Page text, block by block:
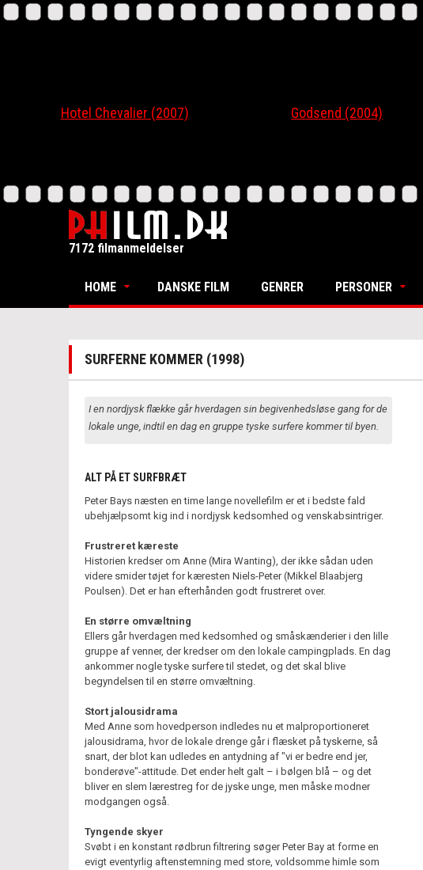
Hotel Chevalier (2007) Godsend (2004)
7172 filmanmeldelser
HOME DANSKE FILM GENRER PERSONER
SURFERNE KOMMER (1998)
I en nordjysk flække går hverdagen sin begivenhedsløse gang for de
lokale unge, indtil en dag en gruppe tyske surfere kommer til byen.
ALT PÅ ET SURFBRÆT
Peter Bays næsten en time lange novellefilm er et i bedste fald
ubehjælpsomt kig ind i nordjysk kedsomhed og venskabsintriger.
Frustreret kæreste
Historien kredser om Anne (Mira Wanting), der ikke sådan uden
videre smider tøjet for kæresten Niels-Peter (Mikkel Blaabjerg
Poulsen). Det er han efterhånden godt frustreret over.
En større omvæltning
Ellers går hverdagen med kedsomhed og småskænderier i den lille
gruppe af venner, der kredser om den lokale campingplads. En dag
ankommer nogle tyske surfere til stedet, og det skal blive
begyndelsen til en større omvæltning.
Stort jalousidrama
Med Anne som hovedperson indledes nu et malproportioneret
jalousidrama, hvor de lokale drenge går i flæsket på tyskerne, så
snart, der blot kan udledes en antydning af "vi er bedre end jer,
bonderøve"-attitude. Det ender helt galt – i bølgen blå – og det
bliver en slem lærestreg for de jyske unge, men måske modner
modgangen også.
Tyngende skyer
Svøbt i en konstant rødbrun filtrering søger Peter Bay at forme en
evigt eventyrlig aftenstemning med store, voldsomme himle som